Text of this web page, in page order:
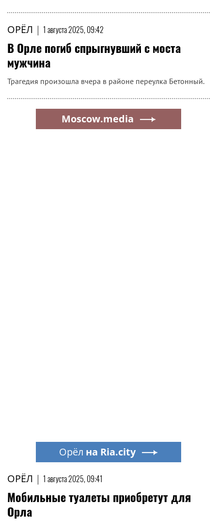
ОРЁЛ | 1 августа 2025, 09:42
В Орле погиб спрыгнувший с моста
мужчина
Трагедия произошла вчера в районе переулка Бетонный.
ОРЁЛ | 1 августа 2025, 09:41
Мобильные туалеты приобретут для
Орла
Moscow.media
Орёл на Ria.city